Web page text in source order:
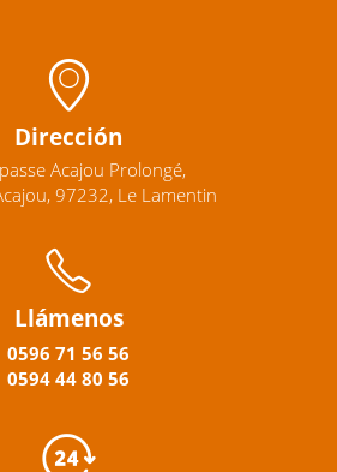
Dirección
Acajou Prolongé,
97232, Le Lamentin
Llámenos
0596 71 56 56
0594 44 80 56